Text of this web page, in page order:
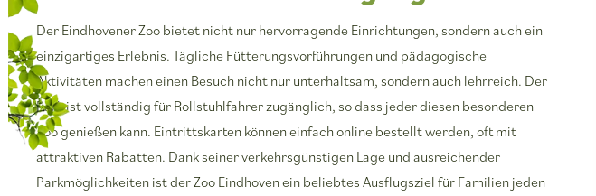
Der Eindhovener Zoo bietet nicht nur hervorragende Einrichtungen, sondern auch ein
einzigartiges Erlebnis. Tägliche Fütterungsvorführungen und pädagogische
Aktivitäten machen einen Besuch nicht nur unterhaltsam, sondern auch lehrreich. Der
Park ist vollständig für Rollstuhlfahrer zugänglich, so dass jeder diesen besonderen
Zoo genießen kann. Eintrittskarten können einfach online bestellt werden, oft mit
attraktiven Rabatten. Dank seiner verkehrsgünstigen Lage und ausreichender
Parkmöglichkeiten ist der Zoo Eindhoven ein beliebtes Ausflugsziel für Familien jeden